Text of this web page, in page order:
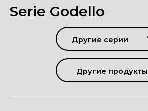
Serie Godello
Другие серии
Другие продукты